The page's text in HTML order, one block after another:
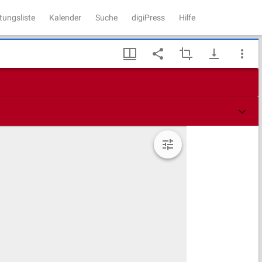
Kalender Suche digiPress Hilfe